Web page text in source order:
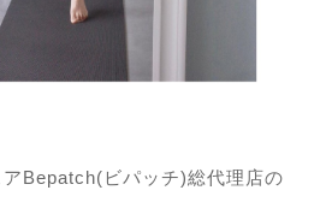
Bepatch(ビパッチ)総代理店の